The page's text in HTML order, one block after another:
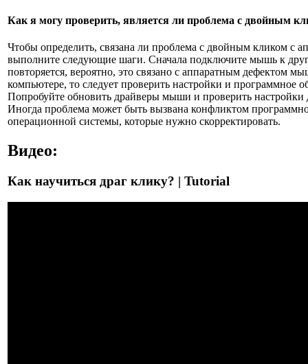
Как я могу проверить, является ли проблема с двойным
Чтобы определить, связана ли проблема с двойным кликом с
выполните следующие шаги. Сначала подключите мышь к
повторяется, вероятно, это связано с аппаратным дефектом
компьютере, то следует проверить настройки и программное
Попробуйте обновить драйверы мыши и проверить настройки
Иногда проблема может быть вызвана конфликтом
операционной системы, которые нужно скорректировать.
Видео:
Как научиться драг клику? | Tutorial